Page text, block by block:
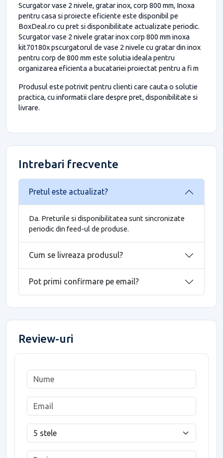
Scurgator vase 2 nivele, gratar inox, corp 800 mm, Inoxa
pentru casa si proiecte eficiente este disponibil pe
BoxDeal.ro cu pret si disponibilitate actualizate periodic.
Scurgator vase 2 nivele gratar inox corp 800 mm inoxa
kit70180x pscurgatorul de vase 2 nivele cu gratar din inox
pentru corp de 800 mm este solutia ideala pentru
organizarea eficienta a bucatariei proiectat pentru a fi m
Produsul este potrivit pentru clienti care cauta o solutie
practica, cu informatii clare despre pret, disponibilitate si
livrare.
Intrebari frecvente
Pretul este actualizat?
Da. Preturile si disponibilitatea sunt sincronizate
periodic din feed-ul de produse.
Cum se livreaza produsul?
Pot primi confirmare pe email?
Review-uri